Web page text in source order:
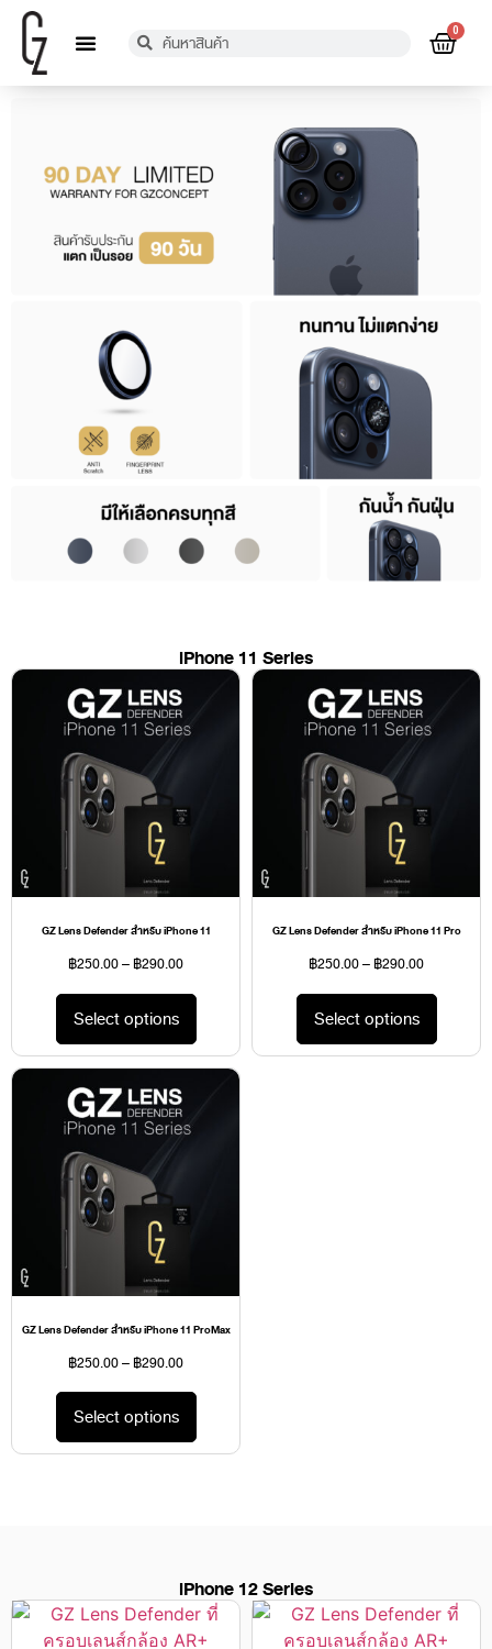
0
iPhone 11 Series
GZ Lens Defender สำหรับ iPhone 11
฿250.00–฿290.00
Select options
GZ Lens Defender สำหรับ iPhone 11 Pro
฿250.00–฿290.00
Select options
GZ Lens Defender สำหรับ iPhone 11 ProMax
฿250.00–฿290.00
Select options
iPhone 12 Series